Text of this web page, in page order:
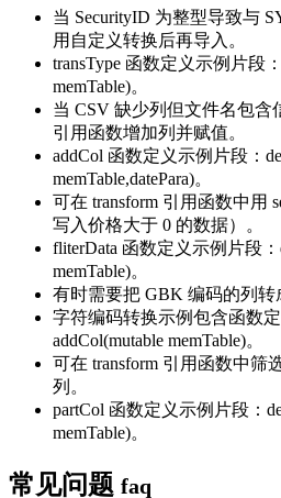
当 SecurityID 为整型导致与
用自定义转换后再导入。
transType 函数定义示例片段
memTable)。
当 CSV 缺少列但文件名包含
引用函数增加列并赋值。
addCol 函数定义示例片段：
memTable,datePara)。
可在 transform 引用函数中用
写入价格大于 0 的数据）。
fliterData 函数定义示例片段：
memTable)。
有时需要把 GBK 编码的列转
字符编码转换示例包含函数
addCol(mutable memTable)。
可在 transform 引用函数中筛
列。
partCol 函数定义示例片段：
memTable)。
常见问题 faq